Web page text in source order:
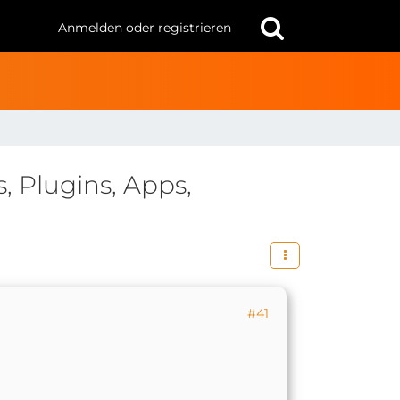
Anmelden oder registrieren
Plugins, Apps,
#41